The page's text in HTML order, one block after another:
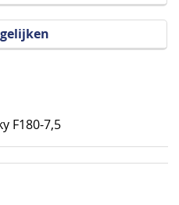
F180-7,5